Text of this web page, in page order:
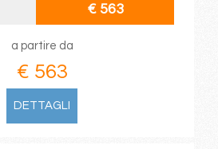
€ 563
a partire da
€ 563
DETTAGLI